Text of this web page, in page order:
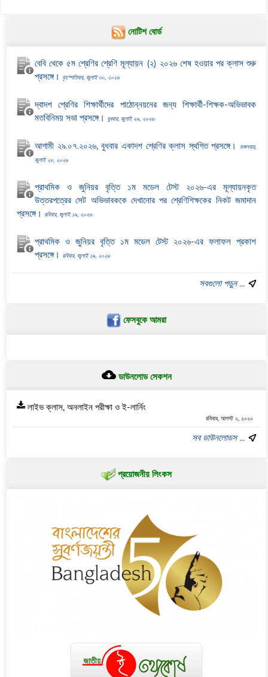
নোটিশ বোর্ড
বেবি থেকে ৫ম শ্রেণির শ্রেণি মূল্যায়ন (২) ২০২৬ শেষ হওয়ার পর ক্লাস শুরু
প্রসঙ্গে।
বৃহস্পতিবার, জুলাই ৩০, ২০২৬
দ্বাদশ শ্রেণির শিক্ষার্থীদের পাঠোন্নয়নের জন্য শিক্ষার্থী-শিক্ষক-অভিভাবক
মতবিনিময় সভা প্রসঙ্গে।
বুধবার, জুলাই ২৯, ২০২৬
আগামী ২৯.০৭.২০২৬, বুধবার একাদশ শ্রেণির ক্লাস স্থগিত প্রসঙ্গে।
মঙ্গলবার,
জুলাই ২৮, ২০২৬
প্রাথমিক ও জুনিয়র বৃত্তি ১ম মডেল টেস্ট ২০২৬-এর মূল্যায়নকৃত
উত্তরপত্রের সেট অভিভাবককে দেখানোর পর শ্রেণিশিক্ষকের নিকট জমাদান
প্রসঙ্গে।
রবিবার, জুলাই ১৯, ২০২৬
প্রাথমিক ও জুনিয়র বৃত্তি ১ম মডেল টেস্ট ২০২৬-এর ফলাফল প্রকাশ
প্রসঙ্গে।
রবিবার, জুলাই ১৯, ২০২৬
সবগুলো পড়ুন ...
ফেসবুকে আমরা
ডাউনলোড সেকশন
লাইভ ক্লাস, অনলাইন পরীক্ষা ও ই-লার্নিং
রবিবার, আগস্ট ২, ২০২০
সব ডাউনলোডস ...
প্রয়োজনীয় লিংকস